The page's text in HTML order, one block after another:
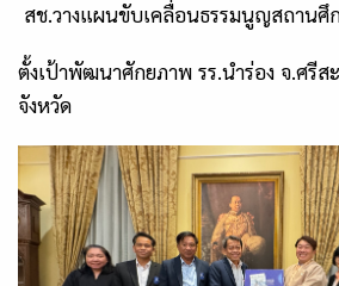
สช.วางแผนขับเคลื่อนธรรมนูญสถานศึ
ตั้งเป้าพัฒนาศักยภาพ รร.นำร่อง จ.ศรีส
จังหวัด